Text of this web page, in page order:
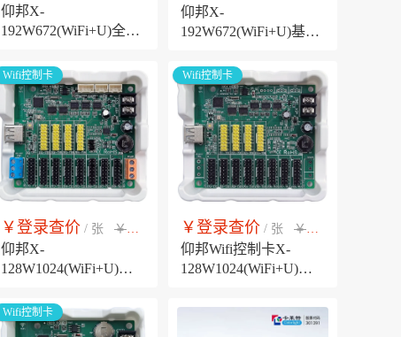
仰邦X-
192W672(WiFi+U)全功
支持温湿度、亮度，支
持各种RS485环境传感
器，支持外部开关选择
节目
仰邦X-
192W672(WiFi+U)基础
卡，支持三基色
LedSuite手机APP
￥登录查价 / 张 ￥市场销售价
仰邦X-
128W1024(WiFi+U)全
LED显示屏无线Wifi控
制器，板载温湿度、亮
Wifi控制卡
￥登录查价 / 张 ￥市场销售价
仰邦Wifi控制卡X-
128W1024(WiFi+U)基
走字LED显示屏无线
Wifi控制卡
Wifi控制卡